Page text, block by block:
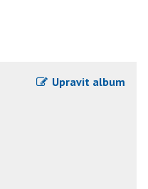
Upravit album